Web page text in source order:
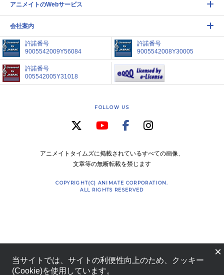
アニメイトのWebサービス
会社案内
許諾番号
9005542009Y56084
許諾番号
9005542008Y30005
許諾番号
005542005Y31018
FOLLOW US
アニメイトタイムズに掲載されているすべての画像、
文章等の無断転載を禁じます
COPYRIGHT(C) ANIMATE CORPORATION.
ALL RIGHTS RESERVED
×
当サイトでは、サイトの利便性向上のため、クッキー
(Cookie)を使用しています。